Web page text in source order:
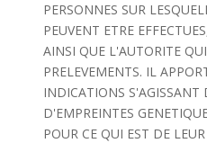
PERSONNES SUR
PEUVENT ETRE
AINSI QUE L'AUTORITE
PRELEVEMENTS. IL
INDICATIONS S'AGISSANT
D'EMPREINTES
POUR CE QUI EST DE